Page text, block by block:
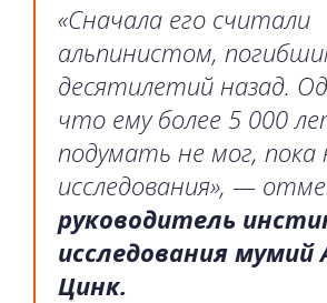
«Сначала его считали
альпинистом,
десятилетий назад.
что ему более 5 000
подумать не мог, пока
исследования», —
руководитель
исследования мумий
Цинк.